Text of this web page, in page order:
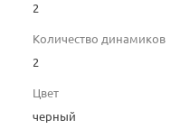
2
Количество динамиков
2
Цвет
черный